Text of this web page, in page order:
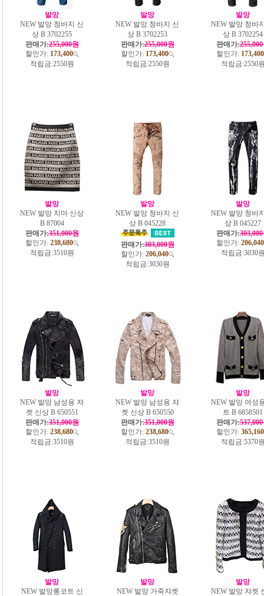
발망
NEW 발망 청바지 신
상 B 3702255
판매가:255,000원
할인가: 173,400
적립금:2550원
발망
NEW 발망 청바지 신
상 B 3702253
판매가:255,000원
할인가: 173,400
적립금:2550원
발망
NEW 발망 청바
상 B 3702254
판매가:
할인가: 173,400
적립금:2550
발망
NEW 발망 치마 신상
B 87004
판매가:351,000원
할인가: 238,680
적립금:3510원
발망
NEW 발망 청바지 신
상 B 045228
판매가:303,000원
할인가: 206,040
적립금:3030원
발망
NEW 발망 청바
상 B 045227
판매가:
할인가: 206,040
적립금:3030
발망
NEW 발망 남성용 쟈
켓 신상 B 650551
판매가:351,000원
할인가: 238,680
적립금:3510원
발망
NEW 발망 남성용 쟈
켓 신상 B 650550
판매가:351,000원
할인가: 238,680
적립금:3510원
발망
NEW 발망 여성
트 B 6858501
판매가:
할인가: 365,160
적립금:5370
발망
NEW 발망롱코트 신
발망
NEW 발망 가죽쟈켓
발망
NEW 발망 쟈켓